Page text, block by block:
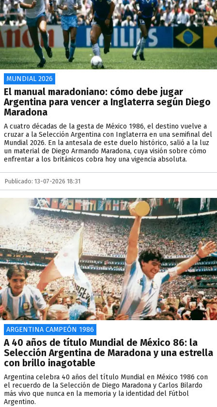
MUNDIAL 2026
El manual maradoniano: cómo debe jugar
Argentina para vencer a Inglaterra según Diego
Maradona
A cuatro décadas de la gesta de México 1986, el destino vuelve a
cruzar a la Selección Argentina con Inglaterra en una semifinal del
Mundial 2026. En la antesala de este duelo histórico, salió a la luz
un material de Diego Armando Maradona, cuya visión sobre cómo
enfrentar a los británicos cobra hoy una vigencia absoluta.
Publicado: 13-07-2026 18:31
ARGENTINA CAMPEÓN 1986
A 40 años de título Mundial de México 86: la
Selección Argentina de Maradona y una estrella
con brillo inagotable
Argentina celebra 40 años del título Mundial en México 1986 con
el recuerdo de la Selección de Diego Maradona y Carlos Bilardo
más vivo que nunca en la memoria y la identidad del Fútbol
Argentino.